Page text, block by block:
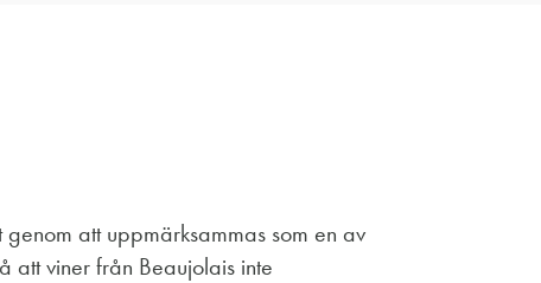
att uppmärksammas som en av
att viner från Beaujolais inte